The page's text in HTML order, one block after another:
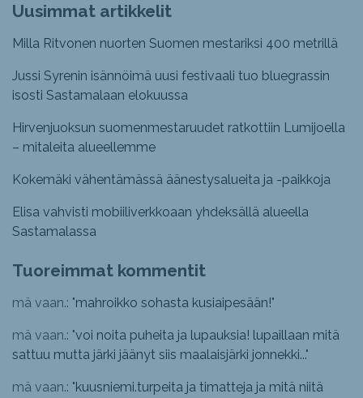
Uusimmat artikkelit
Milla Ritvonen nuorten Suomen mestariksi 400 metrillä
Jussi Syrenin isännöimä uusi festivaali tuo bluegrassin
isosti Sastamalaan elokuussa
Hirvenjuoksun suomenmestaruudet ratkottiin Lumijoella
– mitaleita alueellemme
Kokemäki vähentämässä äänestysalueita ja -paikkoja
Elisa vahvisti mobiiliverkkoaan yhdeksällä alueella
Sastamalassa
Tuoreimmat kommentit
mä vaan.: "mahroikko sohasta kusiaipesään!"
mä vaan.: "voi noita puheita ja lupauksia! lupaillaan mitä
sattuu mutta järki jäänyt siis maalaisjärki jonnekki..."
mä vaan.: "kuusniemi.turpeita ja timatteja ja mitä niitä